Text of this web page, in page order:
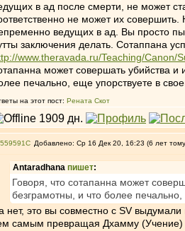
в ад после смерти, не может
не может их
ведущих в ад. Вы просто
заключения делать. Сотаппана
www.theravada.ru/Teaching/Canon/
может совершать убийства
печально, еще упорствуете в
на этот пост: Рената Скот
559591 Добавлено: Ср 16 Дек 20, 16:23 (6 лет
Antaradhana пишет:
Говоря, что сотапанна может
безграмотны, и что более
нет, это вы совместно с SV
самым превращая Дхамму (Учение)